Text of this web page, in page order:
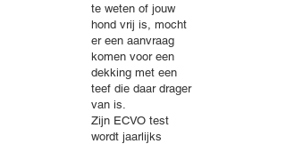
te weten of jouw
hond vrij is, mocht
er een aanvraag
komen voor een
dekking met een
teef die daar drager
van is.
Zijn ECVO test
wordt jaarlijks